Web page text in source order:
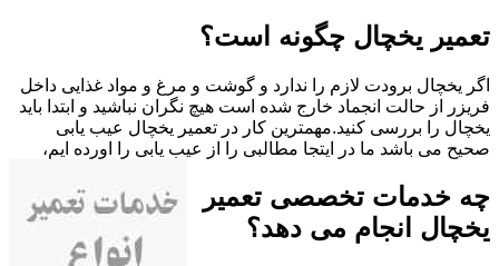
تعمیر یخچال چگونه است؟
اگر یخچال برودت لازم را ندارد و گوشت و مرغ و مواد غذایی داخل
فریزر از حالت انجماد خارج شده است هیچ نگران نباشید و ابتدا باید
یخچال را بررسی کنید.مهمترین کار در تعمیر یخچال عیب یابی
صحیح می باشد ما در ایتجا مطالبی را از عیب یابی را اورده ایم،
چه خدمات تخصصی تعمیر
یخچال انجام می دهد؟